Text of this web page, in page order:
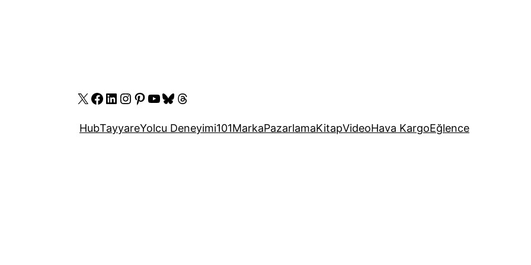
X Facebook
LinkedIn
Instagram
Pinterest
YouTube
Bluesky
Threads
HubTayyareYolcu Deneyimi101MarkaPazarlamaKitapVideoHava KargoEğlence